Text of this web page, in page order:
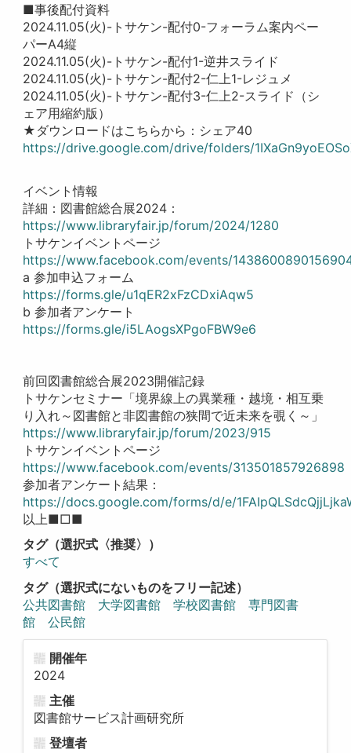
■事後配付資料
2024.11.05(火)-トサケン-配付0-フォーラム案内ペー
パーA4縦
2024.11.05(火)-トサケン-配付1-逆井スライド
2024.11.05(火)-トサケン-配付2-仁上1-レジュメ
2024.11.05(火)-トサケン-配付3-仁上2-スライド（シ
ェア用縮約版）
★ダウンロードはこちらから：シェア40
https://drive.google.com/drive/folders/
イベント情報
詳細：図書館総合展2024：
https://www.libraryfair.jp/forum/2024/1280
トサケンイベントページ
https://www.facebook.com/events/
a 参加申込フォーム
https://forms.gle/u1qER2xFzCDxiAqw5
b 参加者アンケート
https://forms.gle/i5LAogsXPgoFBW9e6
前回図書館総合展2023開催記録
トサケンセミナー「境界線上の異業種・越境・相互乗
り入れ～図書館と非図書館の狭間で近未来を覗く～」
https://www.libraryfair.jp/forum/2023/915
トサケンイベントページ
https://www.facebook.com/events/313501857926898
参加者アンケート結果：
https://docs.google.com/forms/d/e/
以上■□■
タグ（選択式〈推奨〉）
すべて
タグ（選択式にないものをフリー記述）
公共図書館 大学図書館 学校図書館 専門図書
館 公民館
開催年
2024
主催
図書館サービス計画研究所
登壇者